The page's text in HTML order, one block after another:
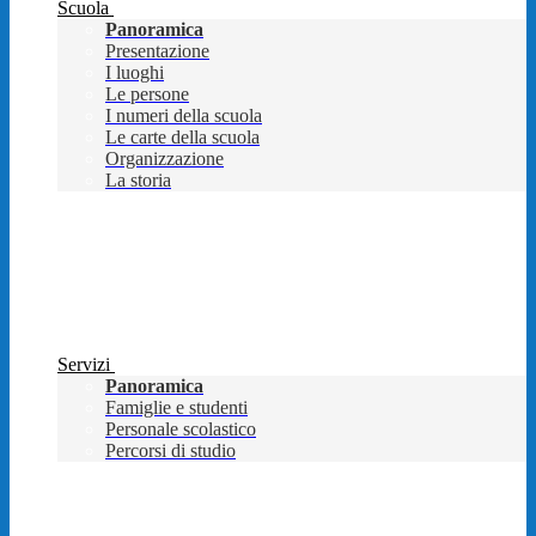
Scuola
Panoramica
Presentazione
I luoghi
Le persone
I numeri della scuola
Le carte della scuola
Organizzazione
La storia
Servizi
Panoramica
Famiglie e studenti
Personale scolastico
Percorsi di studio